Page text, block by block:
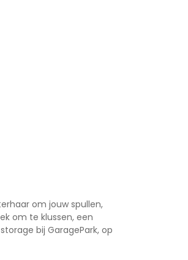
om jouw spullen,
om te klussen, een
bij GaragePark, op